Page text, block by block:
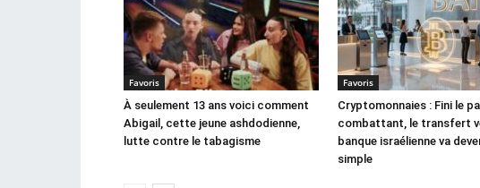
Favoris
À seulement 13 ans voici comment
Abigail, cette jeune ashdodienne,
lutte contre le tabagisme
Favoris
Cryptomonnaies : Fini le
combattant, le transfert
banque israélienne va
simple